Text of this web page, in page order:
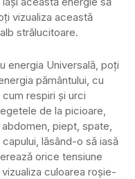
vizualiza această
strălucitoare.
energia Universală, poți
pământului, cu
respiri și urci
de la picioare,
piept, spate,
lăsând-o să iasă
orice tensiune
culoarea roșie-